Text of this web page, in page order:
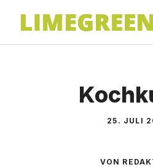
Inhalt
springen
25. JULI
VON